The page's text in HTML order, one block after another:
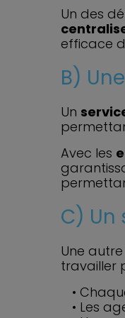
Un des
efficace
B)
Un
Avec les
C)
Une
travailler
Les